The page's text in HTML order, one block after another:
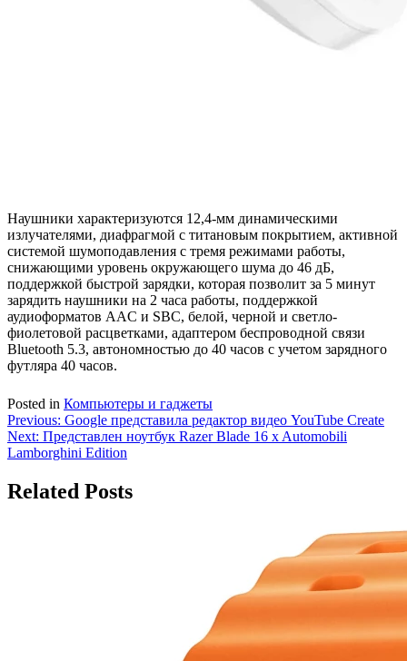
Наушники характеризуются 12,4-мм динамическими
излучателями, диафрагмой с титановым покрытием, активной
системой шумоподавления с тремя режимами работы,
снижающими уровень окружающего шума до 46 дБ,
поддержкой быстрой зарядки, которая позволит за 5 минут
зарядить наушники на 2 часа работы, поддержкой
аудиоформатов AAC и SBC, белой, черной и светло-
фиолетовой расцветками, адаптером беспроводной связи
Bluetooth 5.3, автономностью до 40 часов с учетом зарядного
футляра 40 часов.
Posted in Компьютеры и гаджеты
Навигация
по
Previous: Google представила редактор видео YouTube Create
Next: Представлен ноутбук Razer Blade 16 x Automobili
Lamborghini Edition
Related Posts